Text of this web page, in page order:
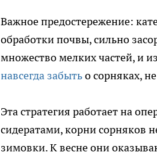
Важное предостережение:
обработки почвы, сильно
множество мелких частей, и
навсегда забытьо сорняках,
Эта стратегия работает на
сидератами, корни сорняков
зимовки. К весне они